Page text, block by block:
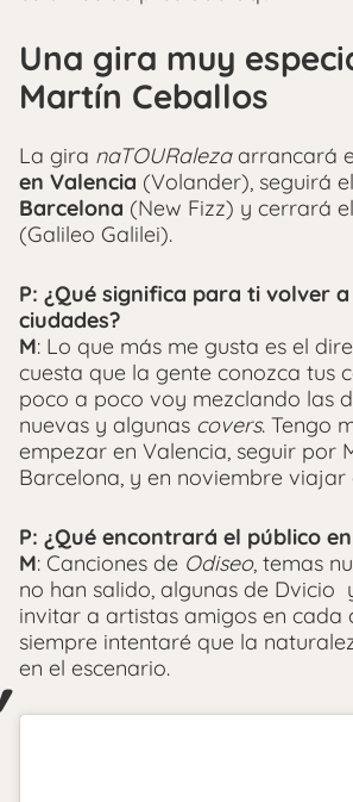
Una gira muy
Martín Ceballos
La gira naTOURalezaarrancará
en Valencia (Volander), seguirá el
Barcelona (New Fizz) y cerrará el
(Galileo Galilei).
P: ¿Qué significa para ti volver
ciudades?
M: Lo que más me gusta es el
cuesta que la gente conozca tus
poco a poco voy mezclando las
nuevas y algunas covers. Tengo
empezar en Valencia, seguir por
Barcelona, y en noviembre viajar
P: ¿Qué encontrará el público
M: Canciones de Odiseo, temas
no han salido, algunas de Dvicio
invitar a artistas amigos en cada
siempre intentaré que la
en el escenario.